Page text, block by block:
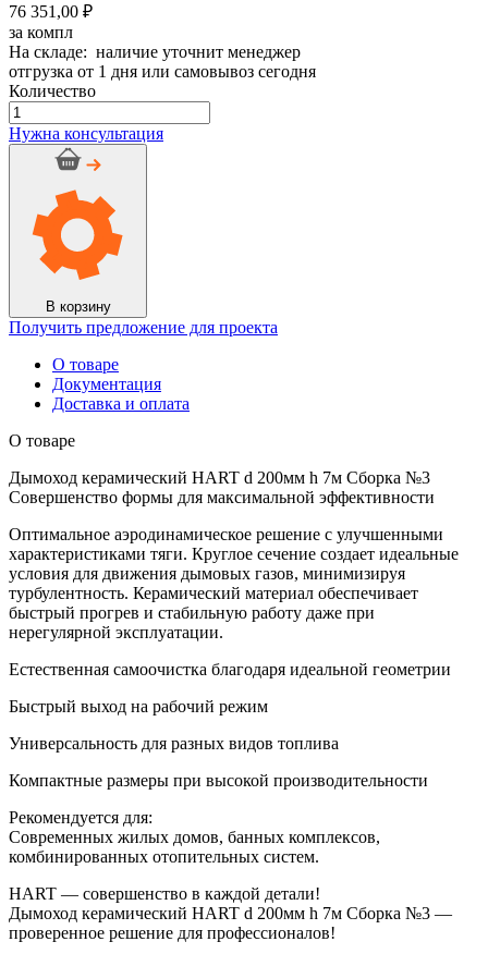
76 351,00 ₽
за компл
На складе: наличие уточнит менеджер
отгрузка от 1 дня или самовывоз сегодня
Количество
Количество
товара
Дымоход
керамический
200мм
Нужна консультация
В корзину
Получить предложение для проекта
О товаре
Документация
Доставка и оплата
О товаре
Дымоход керамический HART d 200мм h 7м Сборка №3
Совершенство формы для максимальной эффективности
Оптимальное аэродинамическое решение с улучшенными
характеристиками тяги. Круглое сечение создает идеальные
условия для движения дымовых газов, минимизируя
турбулентность. Керамический материал обеспечивает
быстрый прогрев и стабильную работу даже при
нерегулярной эксплуатации.
Естественная самоочистка благодаря идеальной геометрии
Быстрый выход на рабочий режим
Универсальность для разных видов топлива
Компактные размеры при высокой производительности
Рекомендуется для:
Современных жилых домов, банных комплексов,
комбинированных отопительных систем.
HART — совершенство в каждой детали!
Дымоход керамический HART d 200мм h 7м Сборка №3 —
проверенное решение для профессионалов!